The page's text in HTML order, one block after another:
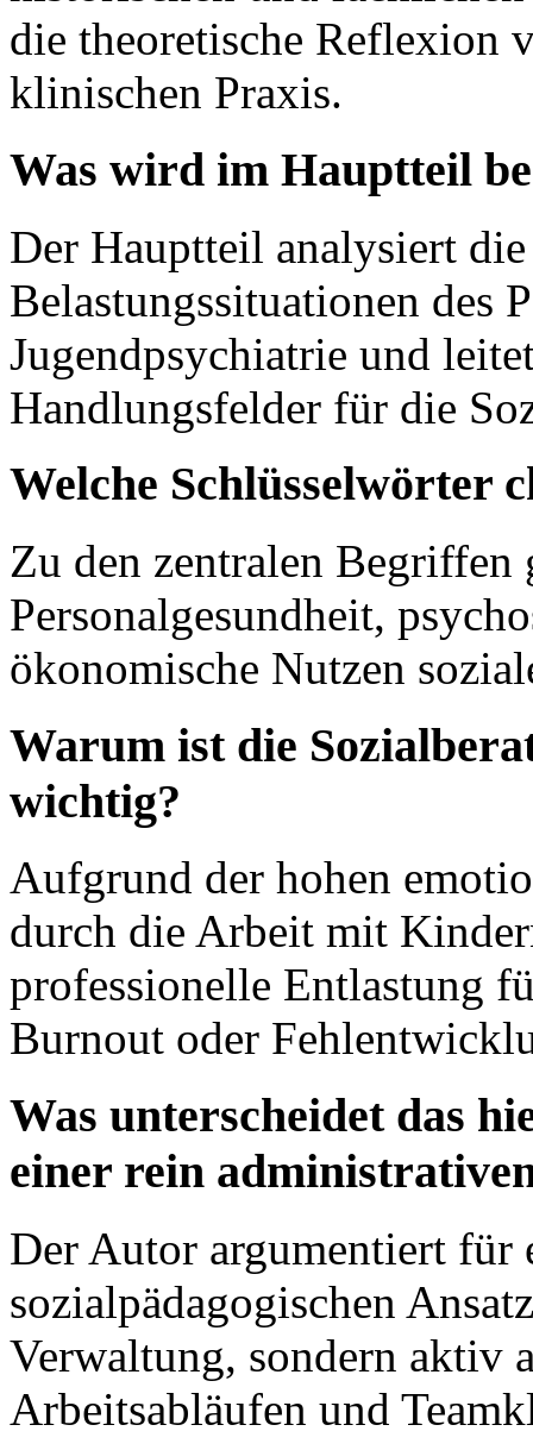
die theoretische Reflexion
klinischen Praxis.
Was wird im Hauptteil
Der Hauptteil analysiert
Belastungssituationen des
Jugendpsychiatrie und
Handlungsfelder für die
Welche Schlüsselwörter
Zu den zentralen
Personalgesundheit,
ökonomische Nutzen
Warum ist die
wichtig?
Aufgrund der hohen
durch die Arbeit mit
professionelle Entlastung
Burnout oder
Was unterscheidet das
einer rein
Der Autor argumentiert für
sozialpädagogischen
Verwaltung, sondern aktiv
Arbeitsabläufen und